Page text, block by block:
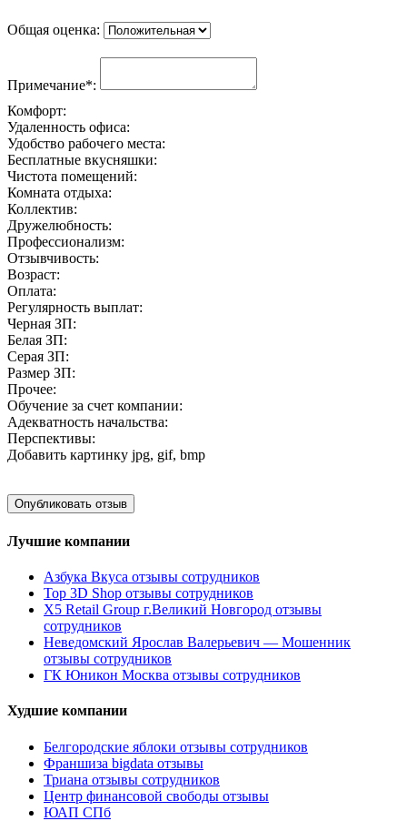
Общая оценка:
Примечание*:
Комфорт:
Удаленность офиса:
Удобство рабочего места:
Бесплатные вкусняшки:
Чистота помещений:
Комната отдыха:
Коллектив:
Дружелюбность:
Профессионализм:
Отзывчивость:
Возраст:
Оплата:
Регулярность выплат:
Черная ЗП:
Белая ЗП:
Серая ЗП:
Размер ЗП:
Прочее:
Обучение за счет компании:
Адекватность начальства:
Перспективы:
Добавить картинку jpg, gif, bmp
Лучшие компании
Азбука Вкуса отзывы сотрудников
Top 3D Shop отзывы сотрудников
X5 Retail Group г.Великий Новгород отзывы
сотрудников
Неведомский Ярослав Валерьевич — Мошенник
отзывы сотрудников
ГК Юникон Москва отзывы сотрудников
Худшие компании
Белгородские яблоки отзывы сотрудников
Франшиза bigdata отзывы
Триана отзывы сотрудников
Центр финансовой свободы отзывы
ЮАП СПб